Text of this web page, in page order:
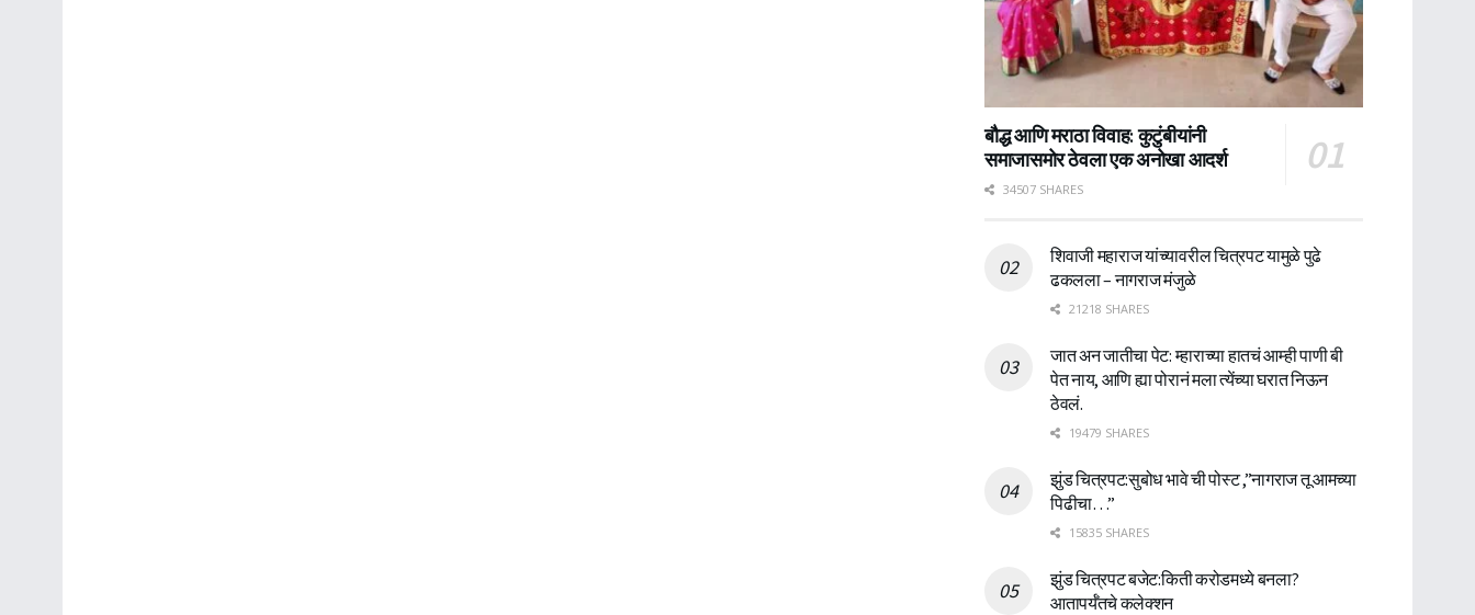
बौद्ध आणि मराठा विवाह: कुटुंबीयांनी
समाजासमोर ठेवला एक अनोखा आदर्श
34507 SHARES
शिवाजी महाराज यांच्यावरील चित्रपट यामुळे पुढे
ढकलला – नागराज मंजुळे
21218 SHARES
जात अन जातीचा पेट: म्हाराच्या हातचं आम्ही पाणी बी
पेत नाय, आणि ह्या पोरानं मला त्येंच्या घरात निऊन
ठेवलं.
19479 SHARES
झुंड चित्रपट:सुबोध भावे ची पोस्ट ,”नागराज तू आमच्या
पिढीचा…”
15835 SHARES
झुंड चित्रपट बजेट:किती करोडमध्ये बनला?
आतापर्यँतचे कलेक्शन